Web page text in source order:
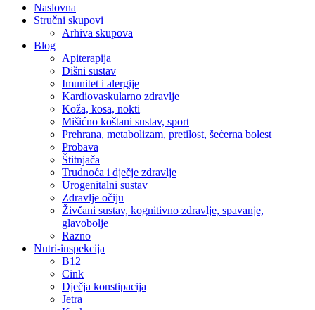
Naslovna
Stručni skupovi
Arhiva skupova
Blog
Apiterapija
Dišni sustav
Imunitet i alergije
Kardiovaskularno zdravlje
Koža, kosa, nokti
Mišićno koštani sustav, sport
Prehrana, metabolizam, pretilost, šećerna bolest
Probava
Štitnjača
Trudnoća i dječje zdravlje
Urogenitalni sustav
Zdravlje očiju
Živčani sustav, kognitivno zdravlje, spavanje,
glavobolje
Razno
Nutri-inspekcija
B12
Cink
Dječja konstipacija
Jetra